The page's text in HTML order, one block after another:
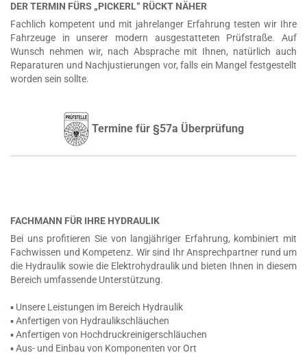
DER TERMIN FÜRS „PICKERL“ RÜCKT NÄHER
Fachlich kompetent und mit jahrelanger Erfahrung testen wir Ihre
Fahrzeuge in unserer modern ausgestatteten Prüfstraße. Auf
Wunsch nehmen wir, nach Absprache mit Ihnen, natürlich auch
Reparaturen und Nachjustierungen vor, falls ein Mangel festgestellt
worden sein sollte.
Termine für §57a Überprüfung
FACHMANN FÜR IHRE HYDRAULIK
Bei uns profitieren Sie von langjähriger Erfahrung, kombiniert mit
Fachwissen und Kompetenz. Wir sind Ihr Ansprechpartner rund um
die Hydraulik sowie die Elektrohydraulik und bieten Ihnen in diesem
Bereich umfassende Unterstützung.
▪ Unsere Leistungen im Bereich Hydraulik
▪ Anfertigen von Hydraulikschläuchen
▪ Anfertigen von Hochdruckreinigerschläuchen
▪ Aus- und Einbau von Komponenten vor Ort